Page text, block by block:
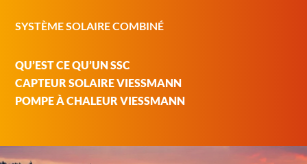
SYSTÈME SOLAIRE COMBINÉ
QU’EST CE QU’UN SSC
CAPTEUR SOLAIRE VIESSMANN
POMPE À CHALEUR VIESSMANN